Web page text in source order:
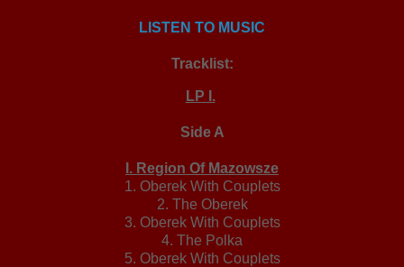
LISTEN TO MUSIC
Tracklist:
LP I.
Side A
I. Region Of Mazowsze
1. Oberek With Couplets
2. The Oberek
3. Oberek With Couplets
4. The Polka
5. Oberek With Couplets